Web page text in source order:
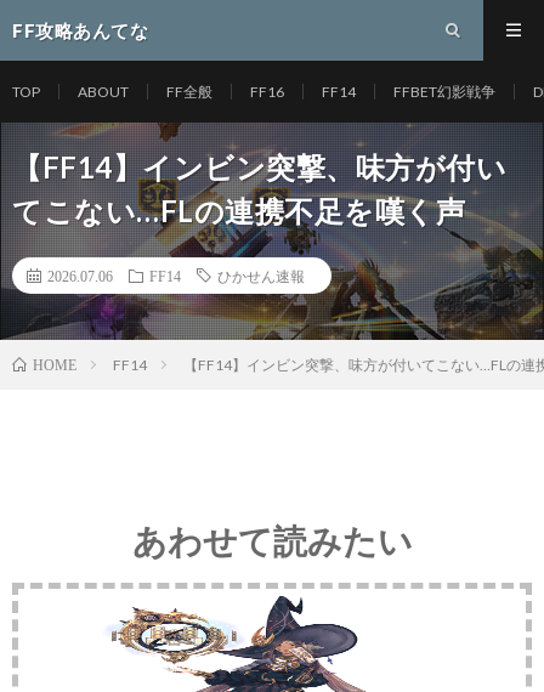
FF攻略あんてな
TOP ABOUT FF全般 FF16 FF14 FFBET幻影戦争
【FF14】インビン突撃、味方が付い
てこない…FLの連携不足を嘆く声
2026.07.06 FF14 ひかせん速報
HOME FF14 【FF14】インビン突撃、味方が付いてこない…FLの連
あわせて読みたい